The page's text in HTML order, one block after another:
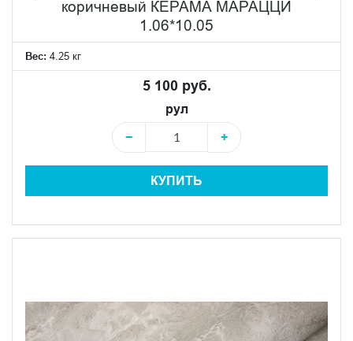
коричневый КЕРАМА МАРАЦЦИ
1.06*10.05
Вес: 4.25 кг
5 100 руб.
рул
−
+
КУПИТЬ